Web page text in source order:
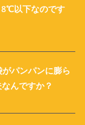
以下なのです
パンパンに膨ら
んですか？